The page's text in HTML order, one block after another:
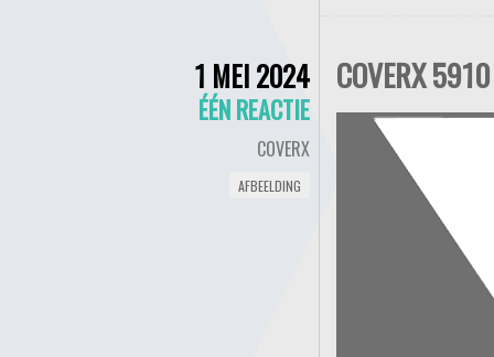
1 MEI 2024
ÉÉN REACTIE
COVERX
AFBEELDING
COVERX